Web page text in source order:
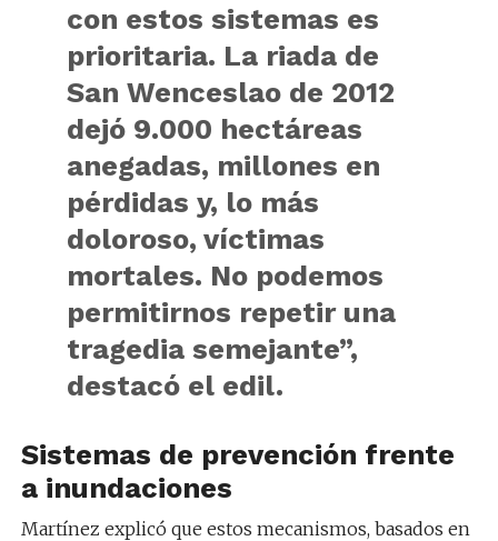
con estos sistemas es
prioritaria. La riada de
San Wenceslao de 2012
dejó 9.000 hectáreas
anegadas, millones en
pérdidas y, lo más
doloroso, víctimas
mortales. No podemos
permitirnos repetir una
tragedia semejante”,
destacó el edil.
Sistemas de prevención frente
a inundaciones
Martínez explicó que estos mecanismos, basados en